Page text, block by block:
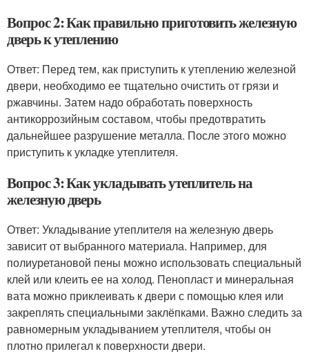
Вопрос 2: Как правильно приготовить железную
дверь к утеплению
Ответ: Перед тем, как приступить к утеплению железной
двери, необходимо ее тщательно очистить от грязи и
ржавчины. Затем надо обработать поверхность
антикоррозийным составом, чтобы предотвратить
дальнейшее разрушение металла. После этого можно
приступить к укладке утеплителя.
Вопрос 3: Как укладывать утеплитель на
железную дверь
Ответ: Укладывание утеплителя на железную дверь
зависит от выбранного материала. Например, для
полиуретановой пены можно использовать специальный
клей или клеить ее на холод. Пенопласт и минеральная
вата можно приклеивать к двери с помощью клея или
закреплять специальными заклёпками. Важно следить за
равномерным укладыванием утеплителя, чтобы он
плотно прилегал к поверхности двери.